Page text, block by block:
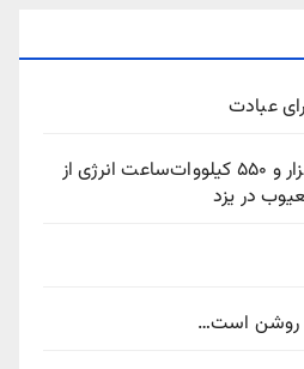
عبادت
احصا دو میلیون و ۵۰۹ هزار و ۵۵۰ کیلووات‌ساعت انرژی از
در یزد
روشن است…